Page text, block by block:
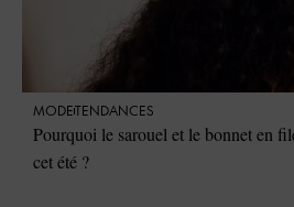
MODETENDANCES
Pourquoi le sarouel et le bonnet en
cet été ?